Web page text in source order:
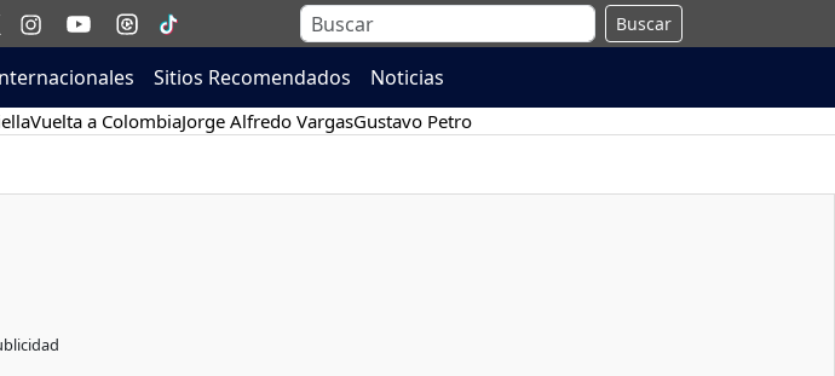
Buscar
Sitios Recomendados Noticias
Vuelta a ColombiaJorge Alfredo VargasGustavo Petro